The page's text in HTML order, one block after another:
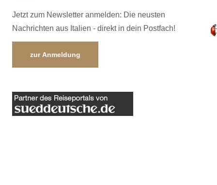
Jetzt zum Newsletter anmelden: Die neusten
Nachrichten aus Italien - direkt in dein Postfach!
zur Anmeldung